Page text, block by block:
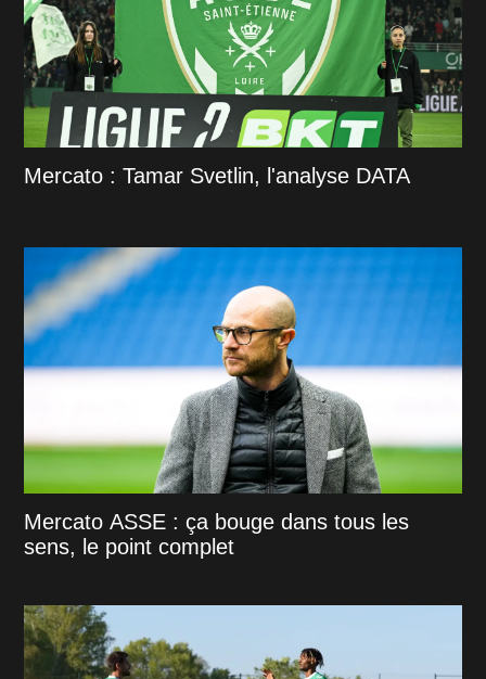
Mercato : Tamar Svetlin, l'analyse DATA
Mercato ASSE : ça bouge dans tous les
sens, le point complet